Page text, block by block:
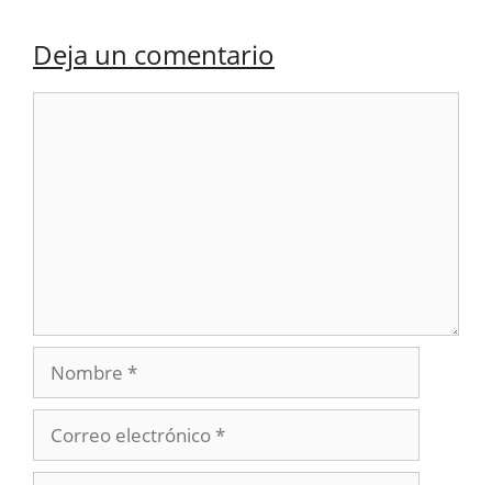
Deja un comentario
Nombre
electrónico